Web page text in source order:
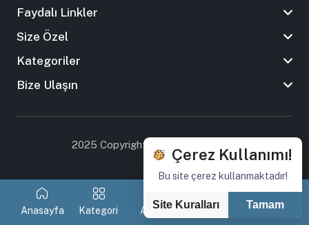
Anasayfa Kategori Arama Favorilerim Sepetim
Faydalı Linkler
Size Özel
Kategoriler
Bize Ulaşın
2025 Copyright By Tasarım Ankara
Çerez Kullanımı!
Bu site çerez kullanmaktadır!
Site Kuralları Tamam